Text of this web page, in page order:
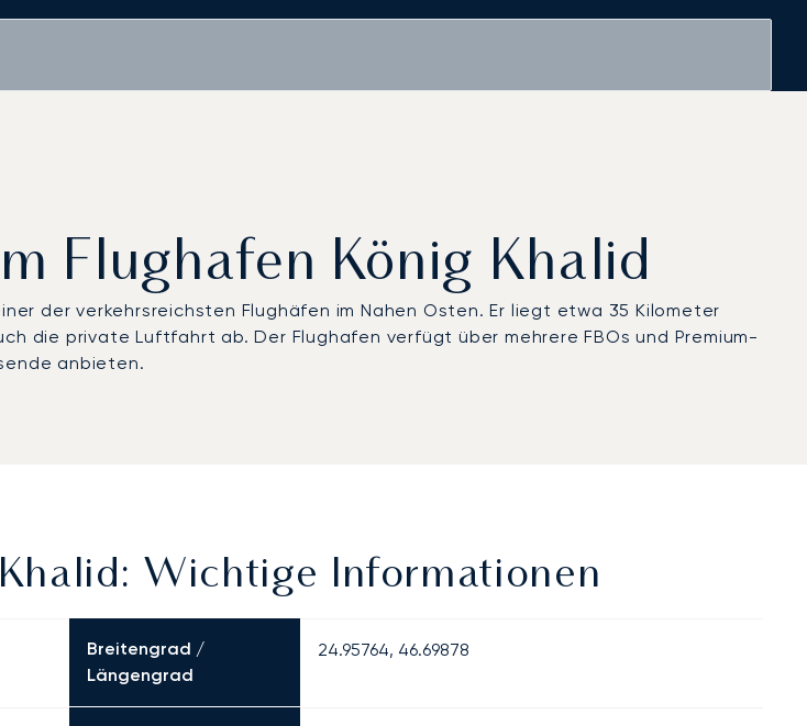
Flughafen König Khalid
der verkehrsreichsten Flughäfen im Nahen Osten. Er liegt etwa 35 Kilometer
die private Luftfahrt ab. Der Flughafen verfügt über mehrere FBOs und Premium-
anbieten.
Wichtige Informationen
Breitengrad /
Längengrad
24.95764, 46.69878